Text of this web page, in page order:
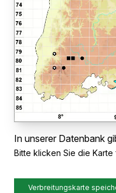
In unserer Datenbank
Bitte klicken Sie die Karte
Verbreitungskarte